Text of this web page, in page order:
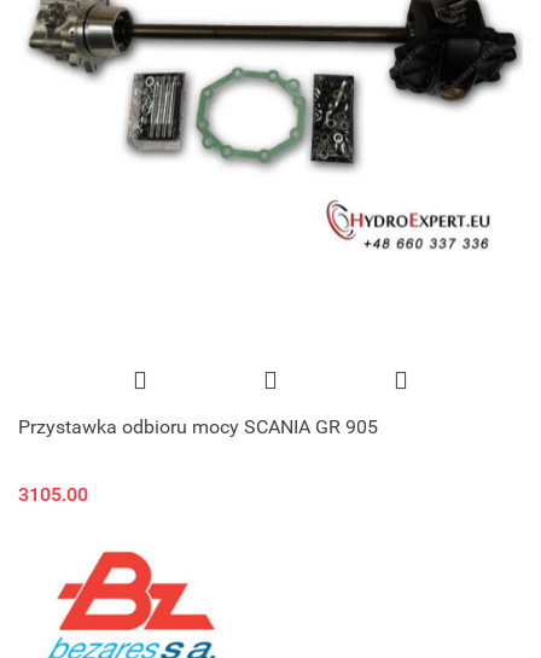
Przystawka odbioru mocy SCANIA GR 905
3105.00